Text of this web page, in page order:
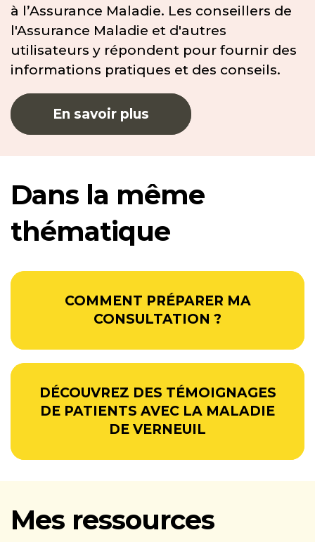
à l’Assurance Maladie. Les conseillers de
l'Assurance Maladie et d'autres
utilisateurs y répondent pour fournir des
informations pratiques et des conseils.
En savoir plus
Dans la même
thématique
COMMENT PRÉPARER MA
CONSULTATION ?
DÉCOUVREZ DES TÉMOIGNAGES
DE PATIENTS AVEC LA MALADIE
DE VERNEUIL
Mes ressources